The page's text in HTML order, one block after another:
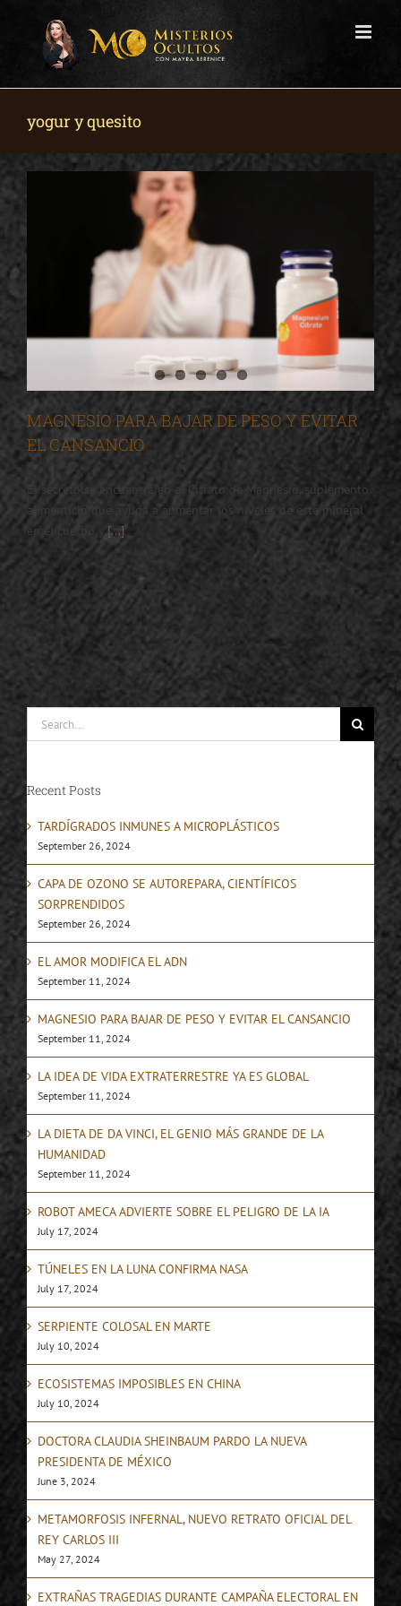
yogur y quesito
MAGNESIO PARA BAJAR DE PESO Y EVITAR
EL CANSANCIO
El secreto se encuentra en el Citrato de Magnesio, suplemento
alimenticio que ayuda a aumentar los niveles de este mineral
en el cuerpo y[...]
for:
Recent Posts
TARDÍGRADOS INMUNES A MICROPLÁSTICOS
September 26, 2024
CAPA DE OZONO SE AUTOREPARA, CIENTÍFICOS
SORPRENDIDOS
September 26, 2024
EL AMOR MODIFICA EL ADN
September 11, 2024
MAGNESIO PARA BAJAR DE PESO Y EVITAR EL CANSANCIO
September 11, 2024
LA IDEA DE VIDA EXTRATERRESTRE YA ES GLOBAL
September 11, 2024
LA DIETA DE DA VINCI, EL GENIO MÁS GRANDE DE LA
HUMANIDAD
September 11, 2024
ROBOT AMECA ADVIERTE SOBRE EL PELIGRO DE LA IA
July 17, 2024
TÚNELES EN LA LUNA CONFIRMA NASA
July 17, 2024
SERPIENTE COLOSAL EN MARTE
July 10, 2024
ECOSISTEMAS IMPOSIBLES EN CHINA
July 10, 2024
DOCTORA CLAUDIA SHEINBAUM PARDO LA NUEVA
PRESIDENTA DE MÉXICO
June 3, 2024
METAMORFOSIS INFERNAL, NUEVO RETRATO OFICIAL DEL
REY CARLOS III
May 27, 2024
EXTRAÑAS TRAGEDIAS DURANTE CAMPAÑA ELECTORAL EN